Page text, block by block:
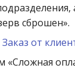
сброшен».
Заказ от